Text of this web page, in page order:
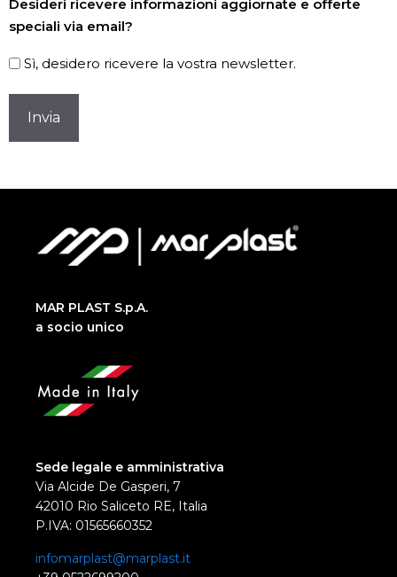
Desideri ricevere informazioni aggiornate e offerte
speciali via email?
Sì, desidero ricevere la vostra newsletter.
CAPTCHA
MAR PLAST S.p.A.
a socio unico
Sede legale e amministrativa
Via Alcide De Gasperi, 7
42010 Rio Saliceto RE, Italia
P.IVA: 01565660352
infomarplast@marplast.it